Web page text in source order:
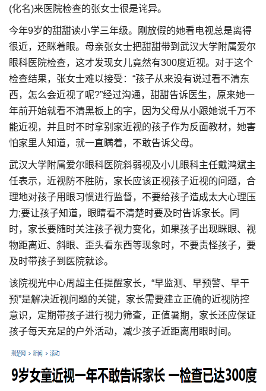
(化名)来医院检查的张女士很是诧异。
今年9岁的甜甜读小学三年级。刚放假的她看电视总是离得
很近，还眯着眼。母亲张女士把甜甜带到武汉大学附属爱尔
眼科医院检查，这才发现女儿竟然有300度近视。对于这个
检查结果，张女士难以接受：“孩子从来没有说过看不清东
西，怎么会近视了呢?”经过沟通，甜甜告诉医生，原来她一
年前开始就看不清黑板上的字，因为父母从小跟她说千万不
能近视，并且时不时拿别家近视的孩子作为反面教材，她害
怕家里人知道，就一直瞒着，不敢告诉父母。
武汉大学附属爱尔眼科医院斜弱视及小儿眼科主任戴鸿斌主
任表示，近视防不胜防，家长应该正视孩子近视的问题，合
理地对孩子用眼习惯进行监督，不要给孩子造成太大心理压
力;要让孩子知道，眼睛看不清楚时要及时告诉家长。同
时，家长要随时关注孩子视力变化，如果孩子出现眯眼、视
物距离近、斜眼、歪头看东西等现象时，不要责怪孩子，要
及时带孩子到医院就诊。
该院视光中心周超主任提醒家长，“早监测、早预警、早干
预”是解决近视问题的关键，家长需要建立正确的近视防控
意识，定期带孩子进行视力筛查，正值暑期，家长还应保证
孩子每天充足的户外活动，减少孩子近距离用眼时间。